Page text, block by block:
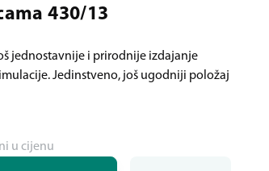
430/13
jednostavnije i prirodnije izdajanje
Jedinstveno, još ugodniji položaj
u cijenu